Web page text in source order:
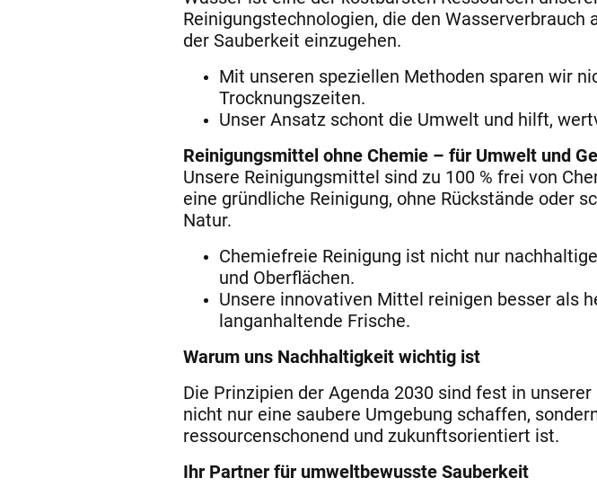
Reinigungstechnologien, die den
der Sauberkeit einzugehen.
Mit unseren speziellen Methoden sparen wir
Trocknungszeiten.
Unser Ansatz schont die Umwelt und hilft,
Reinigungsmittel ohne Chemie – für Umwelt und
Unsere Reinigungsmittel sind zu 100 % frei von
eine gründliche Reinigung, ohne Rückstände oder
Natur.
Chemiefreie Reinigung ist nicht nur
und Oberflächen.
Unsere innovativen Mittel reinigen besser als
langanhaltende Frische.
Warum uns Nachhaltigkeit wichtig ist
Die Prinzipien der Agenda 2030 sind fest in
nicht nur eine saubere Umgebung schaffen,
ressourcenschonend und zukunftsorientiert ist.
Ihr Partner für umweltbewusste Sauberkeit